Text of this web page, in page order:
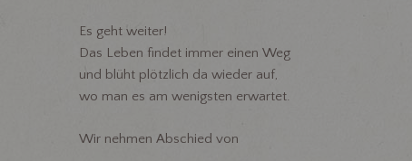
Es geht weiter!
Das Leben findet immer einen Weg
und blüht plötzlich da wieder auf,
wo man es am wenigsten erwartet.
Wir nehmen Abschied von